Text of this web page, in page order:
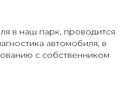
в наш парк, проводится
автомобиля, в
с собственником